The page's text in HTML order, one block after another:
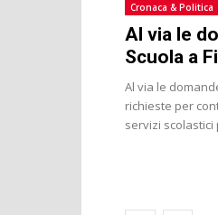
Cronaca & Politica
Al via le
Scuola a
Al via le
richieste per
servizi